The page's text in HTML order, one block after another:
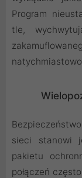
Program
tle,
sieci stanowi
pakietu
połączeń